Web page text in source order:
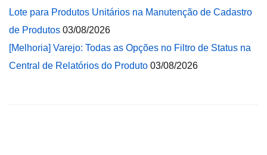
Lote para Produtos Unitários na Manutenção de Cadastro
de Produtos 03/08/2026
[Melhoria] Varejo: Todas as Opções no Filtro de Status na
Central de Relatórios do Produto 03/08/2026